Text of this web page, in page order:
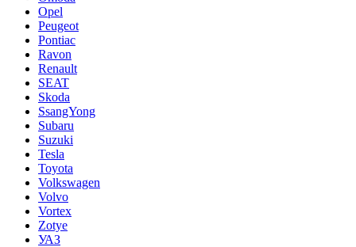
Opel
Peugeot
Pontiac
Ravon
Renault
SEAT
Skoda
SsangYong
Subaru
Suzuki
Tesla
Toyota
Volkswagen
Volvo
Vortex
Zotye
УАЗ